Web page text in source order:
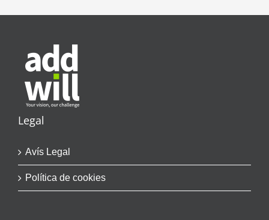
Legal
Avís Legal
Política de cookies